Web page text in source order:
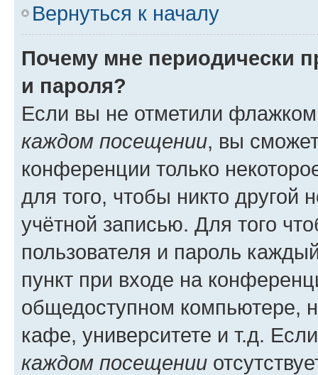
Вернуться к началу
Почему мне периодически
и пароля?
Если вы не отметили
каждом посещении, вы
конференции только
для того, чтобы никто другой
учётной записью. Для того
пользователя и пароль
пункт при входе на
общедоступном компьютере,
кафе, университете и т.д.
каждом посещении